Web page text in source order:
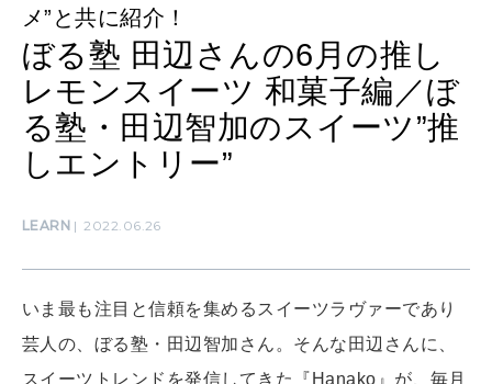
2026年9月号「北海道 おいしく遊ぶ、夏のご褒美旅。」
2026年8月号『お茶の時間です。』
2026年7月号「鎌倉 ローカルが 教えてくれた 本当の歩き方。」
2026年4月号「未来をつくる、学びの教科書。」
MAGAZINE MOOK
メ”と共に紹介！
ぼる塾 田辺さんの6月の推し
レモンスイーツ 和菓子編／ぼ
る塾・田辺智加のスイーツ”推
しエントリー”
LEARN 2022.06.26
いま最も注⽬と信頼を集めるスイーツラヴァーであり
芸人の、ぼる塾・⽥辺智加さん。そんな田辺さんに、
スイーツトレンドを発信してきた『Hanako』が、毎月